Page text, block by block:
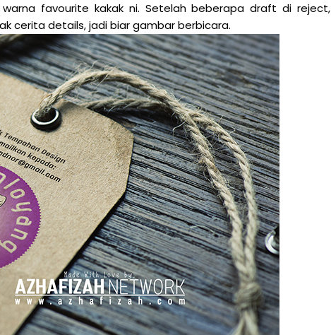
favourite kakak ni. Setelah beberapa draft di reject,
cerita details, jadi biar gambar berbicara.